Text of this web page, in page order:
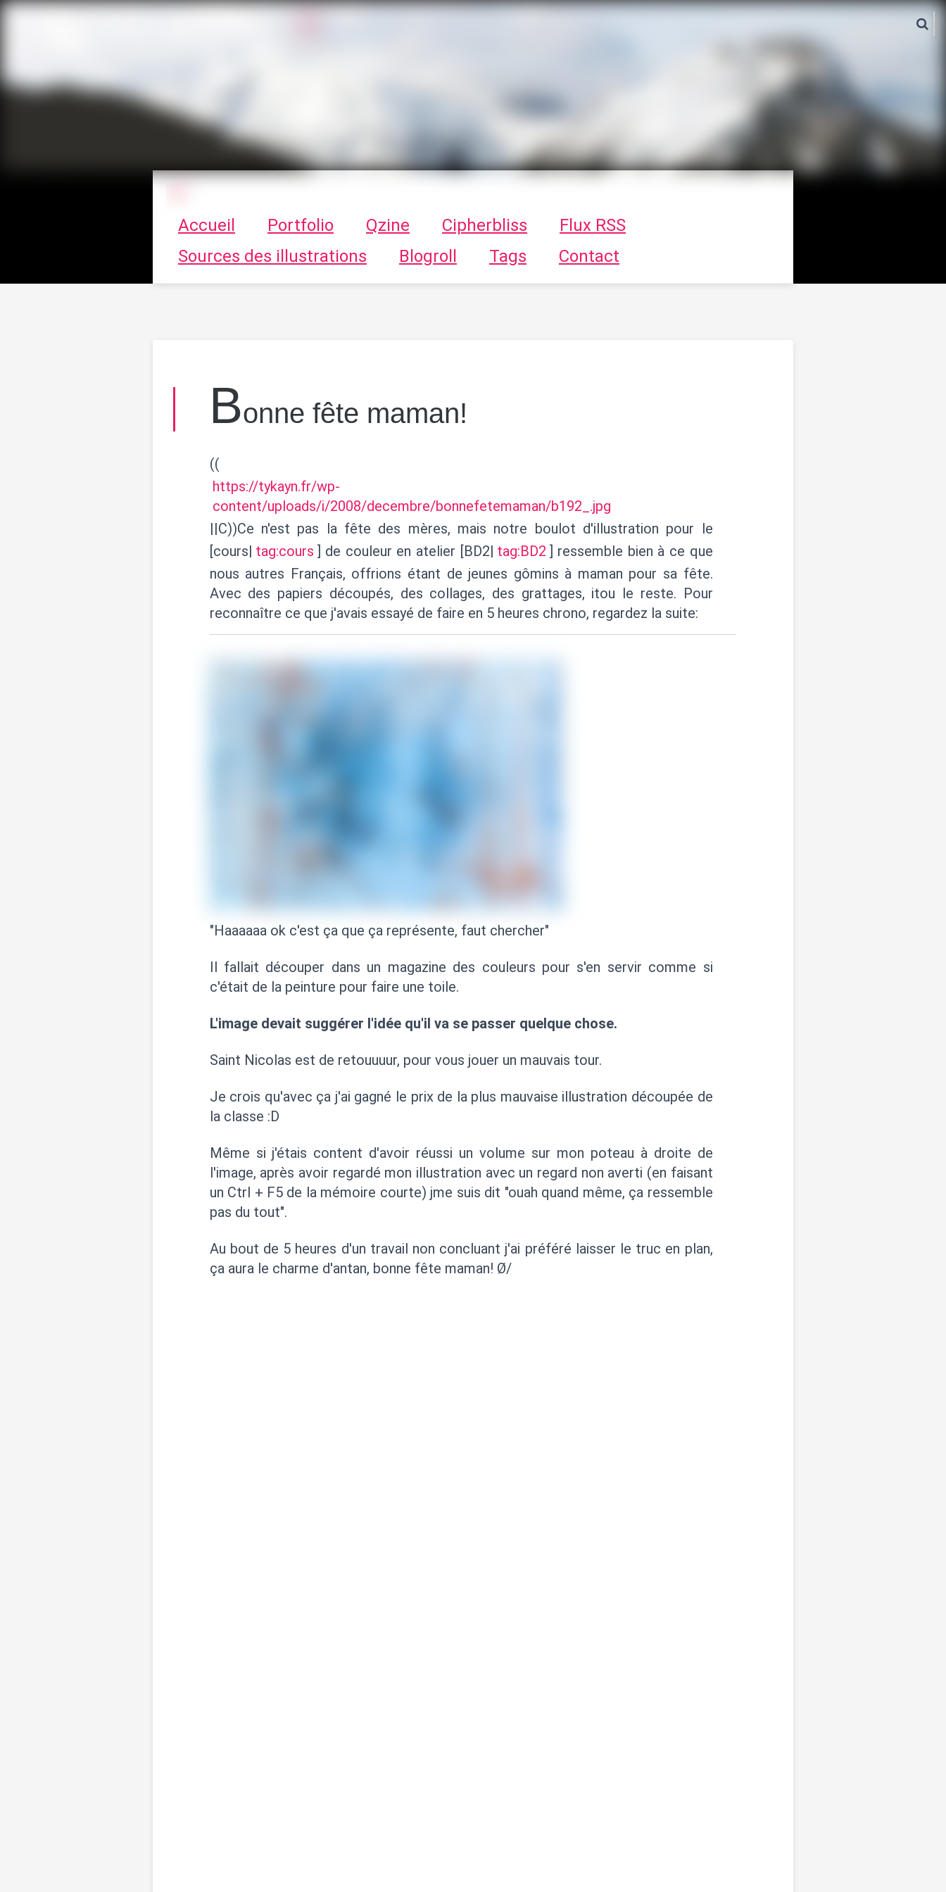
Tykayn Blog
Le vortex à chats - Illustrations, trucs en tout genre par Tykayn
Accueil Portfolio Qzine Cipherbliss
Flux RSS
Sources des illustrations
Blogroll Tags Contact
Bonne fête maman!
((
https://tykayn.fr/wp-
content/uploads/i/2008/decembre/bonnefetemaman/b192_.jpg
||C))Ce n'est pas la fête des mères, mais notre boulot d'illustration pour le
[cours| tag:cours ] de couleur en atelier [BD2| tag:BD2 ] ressemble bien à ce que
nous autres Français, offrions étant de jeunes gômins à maman pour sa fête.
Avec des papiers découpés, des collages, des grattages, itou le reste. Pour
reconnaître ce que j'avais essayé de faire en 5 heures chrono, regardez la suite:
"Haaaaaa ok c'est ça que ça représente, faut chercher"
Il fallait découper dans un magazine des couleurs pour s'en servir comme si
c'était de la peinture pour faire une toile.
L'image devait suggérer l'idée qu'il va se passer quelque chose.
Saint Nicolas est de retouuuur, pour vous jouer un mauvais tour.
Je crois qu'avec ça j'ai gagné le prix de la plus mauvaise illustration découpée de
la classe :D
Même si j'étais content d'avoir réussi un volume sur mon poteau à droite de
l'image, après avoir regardé mon illustration avec un regard non averti (en faisant
un Ctrl + F5 de la mémoire courte) jme suis dit "ouah quand même, ça ressemble
pas du tout".
Au bout de 5 heures d'un travail non concluant j'ai préféré laisser le truc en plan,
ça aura le charme d'antan, bonne fête maman! Ø/